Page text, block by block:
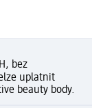
bez
uplatnit
beauty body.